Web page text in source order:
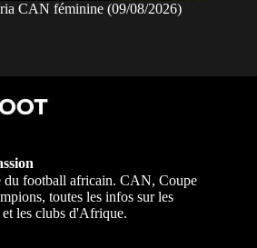
CAN féminine (09/08/2026)
du football africain. CAN, Coupe
toutes les infos sur les
les clubs d'Afrique.